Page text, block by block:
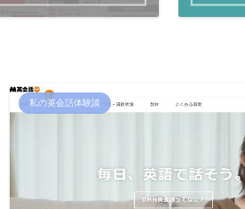
私の英会話体験談